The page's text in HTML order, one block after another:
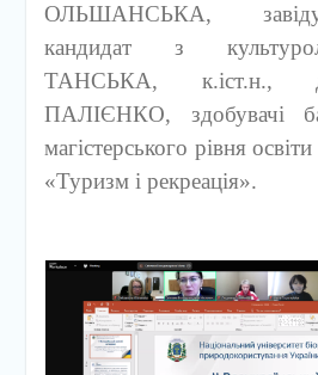
ОЛЬШАНСЬКА,
кандидат з
ТАНСЬКА, к.іст.н.,
ПАЛІЄНКО, здобувачі
магістерського рівня
«Туризм і рекреація».